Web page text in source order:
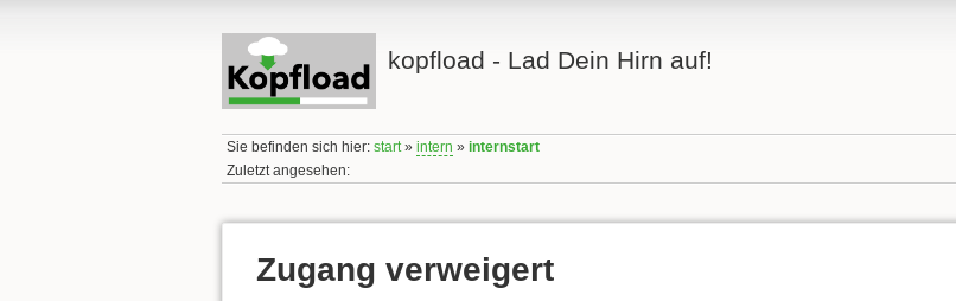
kopfload - Lad Dein Hirn auf!
Sie befinden sich hier:start»intern »internstart
Zuletzt angesehen:
Zugang verweigert